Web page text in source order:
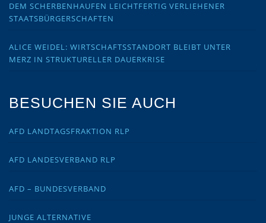
DEM SCHERBENHAUFEN LEICHTFERTIG VERLIEHENER
STAATSBÜRGERSCHAFTEN
ALICE WEIDEL: WIRTSCHAFTSSTANDORT BLEIBT UNTER
MERZ IN STRUKTURELLER DAUERKRISE
BESUCHEN SIE AUCH
AFD LANDTAGSFRAKTION RLP
AFD LANDESVERBAND RLP
AFD – BUNDESVERBAND
JUNGE ALTERNATIVE